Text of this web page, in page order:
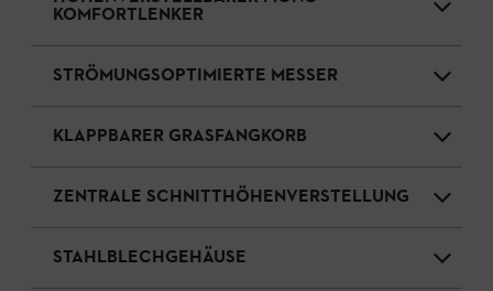
KOMFORTLENKER
STRÖMUNGSOPTIMIERTE MESSER
KLAPPBARER GRASFANGKORB
ZENTRALE SCHNITTHÖHENVERSTELLUNG
STAHLBLECHGEHÄUSE